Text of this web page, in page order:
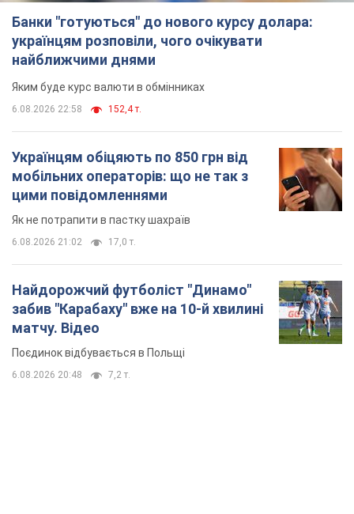
Банки "готуються" до нового курсу долара:
українцям розповіли, чого очікувати
найближчими днями
Яким буде курс валюти в обмінниках
6.08.2026 22:58 152,4 т.
Українцям обіцяють по 850 грн від
мобільних операторів: що не так з
цими повідомленнями
Як не потрапити в пастку шахраїв
6.08.2026 21:02 17,0 т.
Найдорожчий футболіст "Динамо"
забив "Карабаху" вже на 10-й хвилині
матчу. Відео
Поєдинок відбувається в Польщі
6.08.2026 20:48 7,2 т.